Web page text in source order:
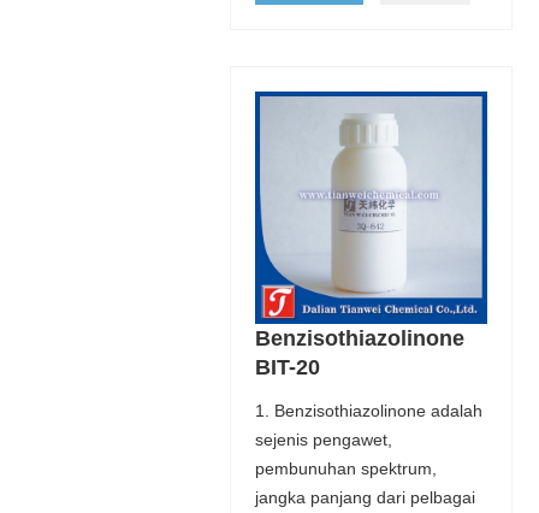
Benzisothiazolinone
BIT-20
1. Benzisothiazolinone adalah
sejenis pengawet,
pembunuhan spektrum,
jangka panjang dari pelbagai